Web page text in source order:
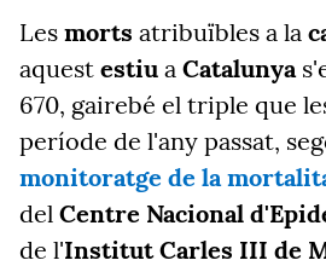
Les morts atribuïbles a la
aquest estiu a Catalunya
670, gairebé el triple que
període de l'any passat,
monitoratge de la
del Centre Nacional
de l'Institut Carles III de